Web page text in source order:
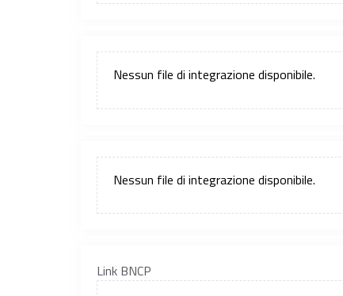
Nessun file di integrazione disponibile.
Nessun file di integrazione disponibile.
Link BNCP